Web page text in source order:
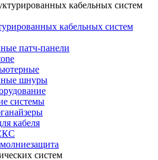
кабельных систем
патч-панели
шнуры
системы
кабеля